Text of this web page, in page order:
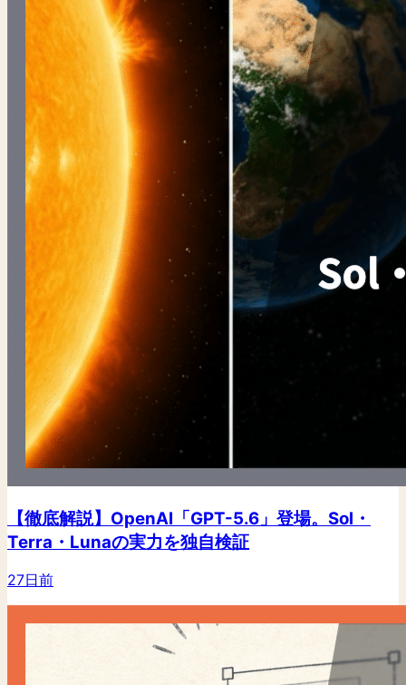
【徹底解説】OpenAI「GPT-5.6」登場。Sol・
Terra・Lunaの実力を独自検証
27日前